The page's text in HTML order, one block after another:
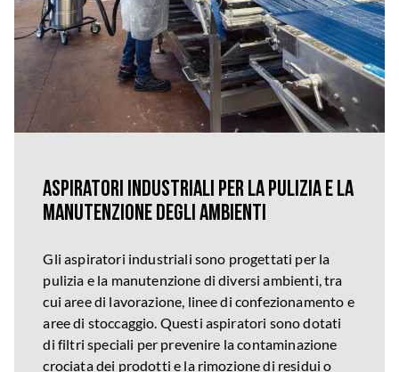
Aspiratori industriali per la pulizia e la
manutenzione degli ambienti
Gli aspiratori industriali sono progettati per la
pulizia e la manutenzione di diversi ambienti, tra
cui aree di lavorazione, linee di confezionamento e
aree di stoccaggio. Questi aspiratori sono dotati
di filtri speciali per prevenire la contaminazione
crociata dei prodotti e la rimozione di residui o